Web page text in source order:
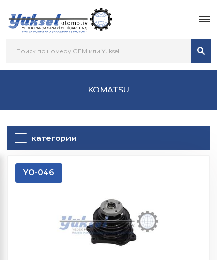
KOMATSU
категории
YO-046